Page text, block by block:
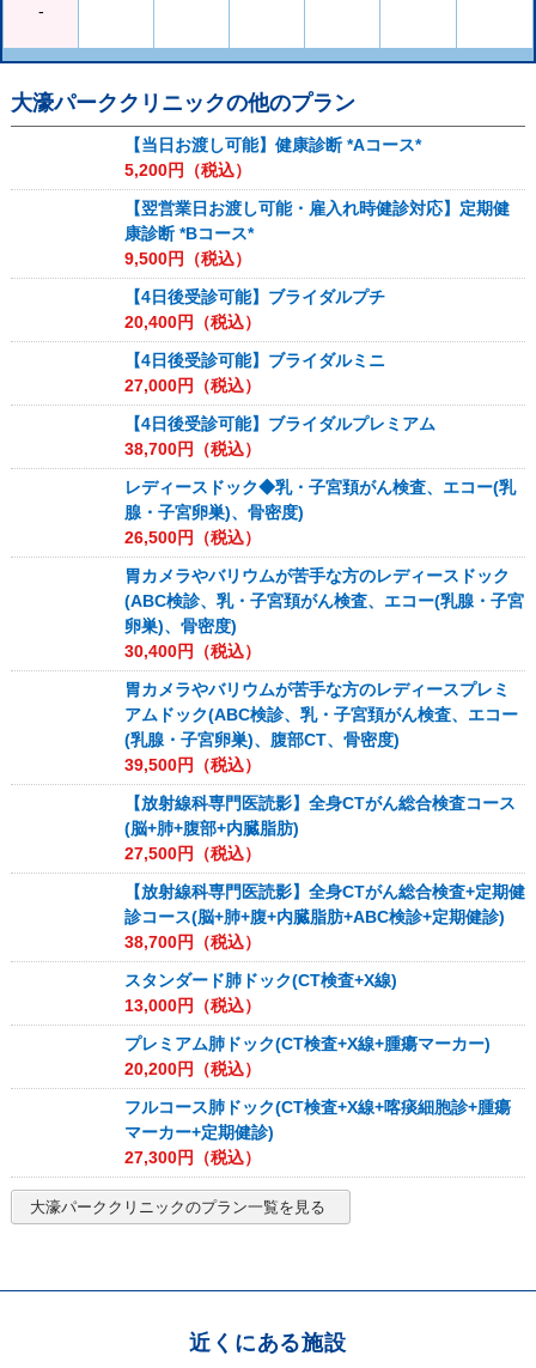
-
大濠パーククリニックの他のプラン
【当日お渡し可能】健康診断 *Aコース*
5,200円（税込）
【翌営業日お渡し可能・雇入れ時健診対応】定期健
康診断 *Bコース*
9,500円（税込）
【4日後受診可能】ブライダルプチ
20,400円（税込）
【4日後受診可能】ブライダルミニ
27,000円（税込）
【4日後受診可能】ブライダルプレミアム
38,700円（税込）
レディースドック◆乳・子宮頚がん検査、エコー(乳
腺・子宮卵巣)、骨密度)
26,500円（税込）
胃カメラやバリウムが苦手な方のレディースドック
(ABC検診、乳・子宮頚がん検査、エコー(乳腺・子宮
卵巣)、骨密度)
30,400円（税込）
胃カメラやバリウムが苦手な方のレディースプレミ
アムドック(ABC検診、乳・子宮頚がん検査、エコー
(乳腺・子宮卵巣)、腹部CT、骨密度)
39,500円（税込）
【放射線科専門医読影】全身CTがん総合検査コース
(脳+肺+腹部+内臓脂肪)
27,500円（税込）
【放射線科専門医読影】全身CTがん総合検査+定期健
診コース(脳+肺+腹+内臓脂肪+ABC検診+定期健診)
38,700円（税込）
スタンダード肺ドック(CT検査+X線)
13,000円（税込）
プレミアム肺ドック(CT検査+X線+腫瘍マーカー)
20,200円（税込）
フルコース肺ドック(CT検査+X線+喀痰細胞診+腫瘍
マーカー+定期健診)
27,300円（税込）
大濠パーククリニックのプラン一覧を見る
近くにある施設